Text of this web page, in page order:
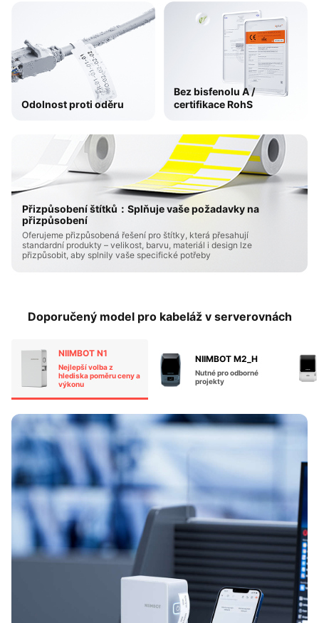
Odolnost proti oděru
Bez bisfenolu A /
certifikace RohS
Přizpůsobení štítků：Splňuje vaše požadavky na
přizpůsobení
Oferujeme přizpůsobená řešení pro štítky, která přesahují
standardní produkty – velikost, barvu, materiál i design lze
přizpůsobit, aby splnily vaše specifické potřeby
Doporučený model pro kabeláž v serverovnách
NIIMBOT N1
Nejlepší volba z
hlediska poměru ceny a
výkonu
NIIMBOT M2_H
Nutné pro odborné
projekty​